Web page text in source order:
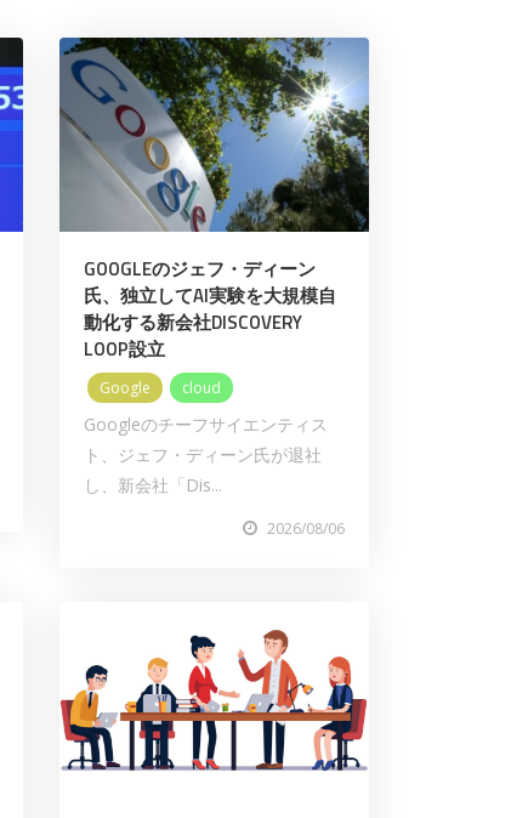
GOOGLEのジェフ・ディーン
氏、独立してAI実験を大規模自
動化する新会社DISCOVERY
LOOP設立
Google cloud
Googleのチーフサイエンティス
ト、ジェフ・ディーン氏が退社
し、新会社「Dis...
2026/08/06